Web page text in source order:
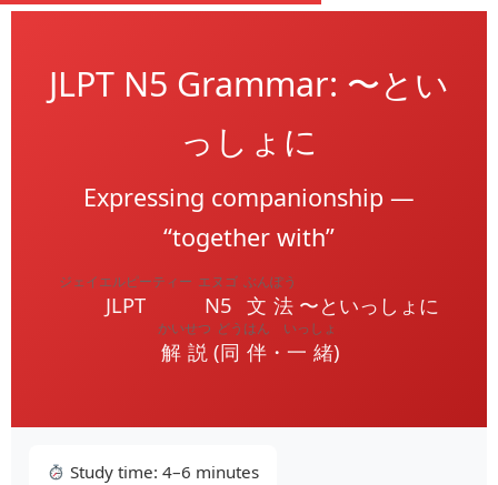
JLPT N5 Grammar: 〜とい
っしょに
Expressing companionship —
“together with”
JLPT
ジェイエルピーティー
N5
エヌゴ
文法
ぶんぽう
解説
かいせつ
(同伴
どうはん
・ 一緒
いっしょ
)
Study time: 4–6 minutes